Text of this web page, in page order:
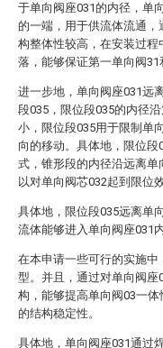
于单向阀座031的内径，单
的一端，用于供流体流通
构整体性较高，在安装过
落，能够保证第一单向阀31
进一步地，单向阀座031远
段035，限位段035的内径
小，限位段035用于限制单
向的移动。具体地，限位
式，锥形段的内径沿远离单
以对单向阀芯032起到限位效
具体地，限位段035远离单
流体能够进入单向阀座031内
在本申请一些可行的实施
型。并且，通过对单向阀
构，能够提高单向阀03一
的结构稳定性。
具体地，单向阀座031通过